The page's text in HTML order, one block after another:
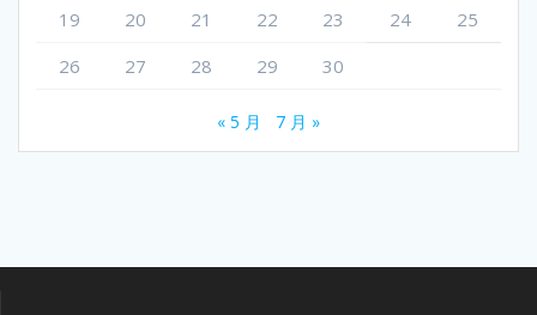
19
20 21 22 23 24
25
26
27 28 29 30
« 5 月 7 月 »